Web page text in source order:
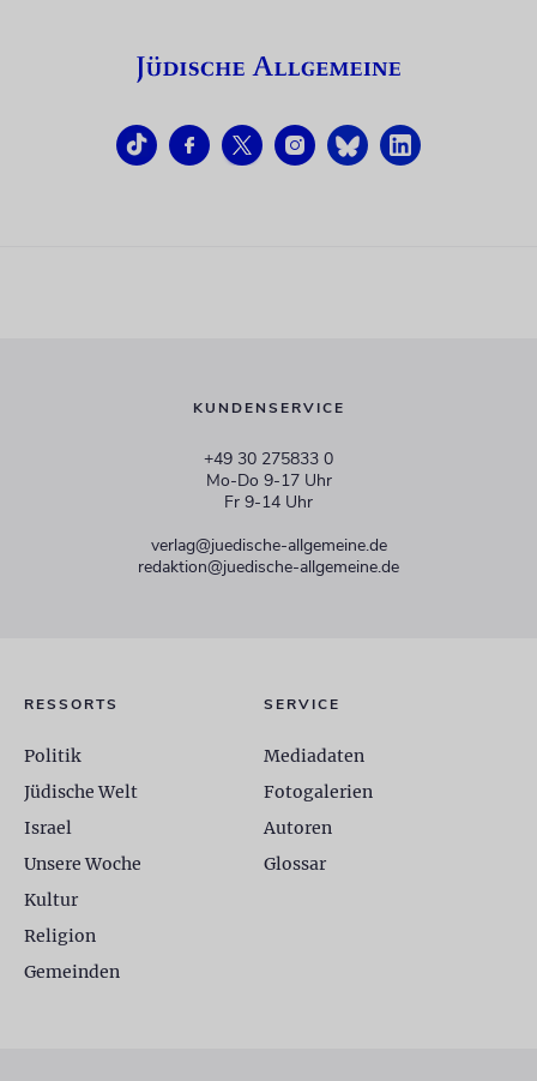
KUNDENSERVICE
+49 30 275833 0
Mo-Do 9-17 Uhr
Fr 9-14 Uhr
verlag@juedische-allgemeine.de
redaktion@juedische-allgemeine.de
RESSORTS
Politik
Jüdische Welt
Israel
Unsere Woche
Kultur
Religion
Gemeinden
SERVICE
Mediadaten
Fotogalerien
Autoren
Glossar